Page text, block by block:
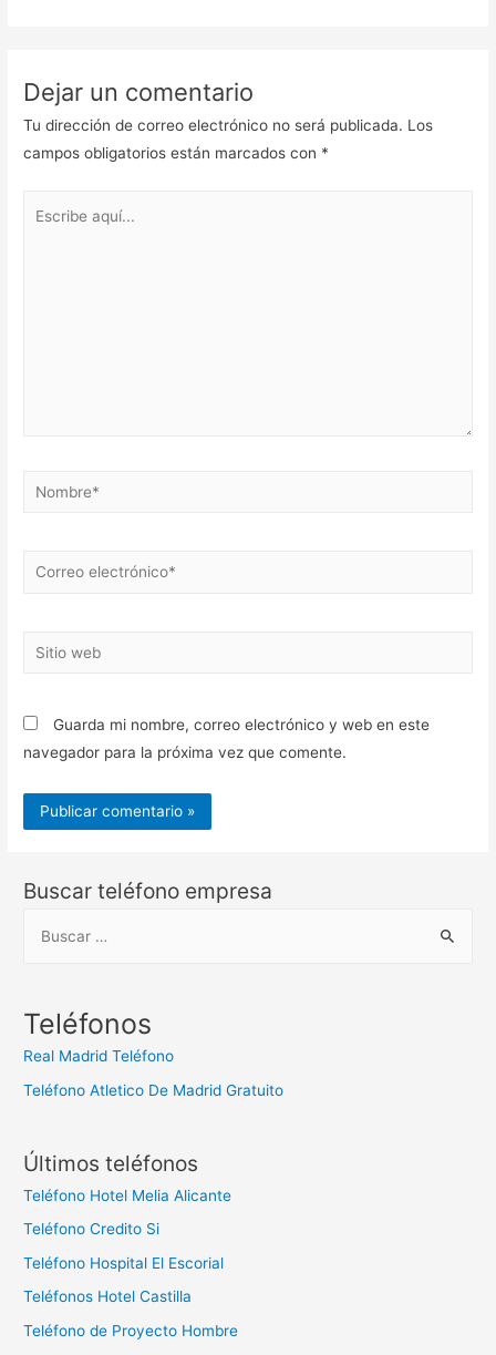
Dejar un comentario
Tu dirección de correo electrónico no será publicada. Los
campos obligatorios están marcados con *
Nombre*
Correo
Sitio
Guarda mi nombre, correo electrónico y web en este
navegador para la próxima vez que comente.
Buscar teléfono empresa
c
:
Teléfonos
Real Madrid Teléfono
Teléfono Atletico De Madrid Gratuito
Últimos teléfonos
Teléfono Hotel Melia Alicante
Teléfono Credito Si
Teléfono Hospital El Escorial
Teléfonos Hotel Castilla
Teléfono de Proyecto Hombre